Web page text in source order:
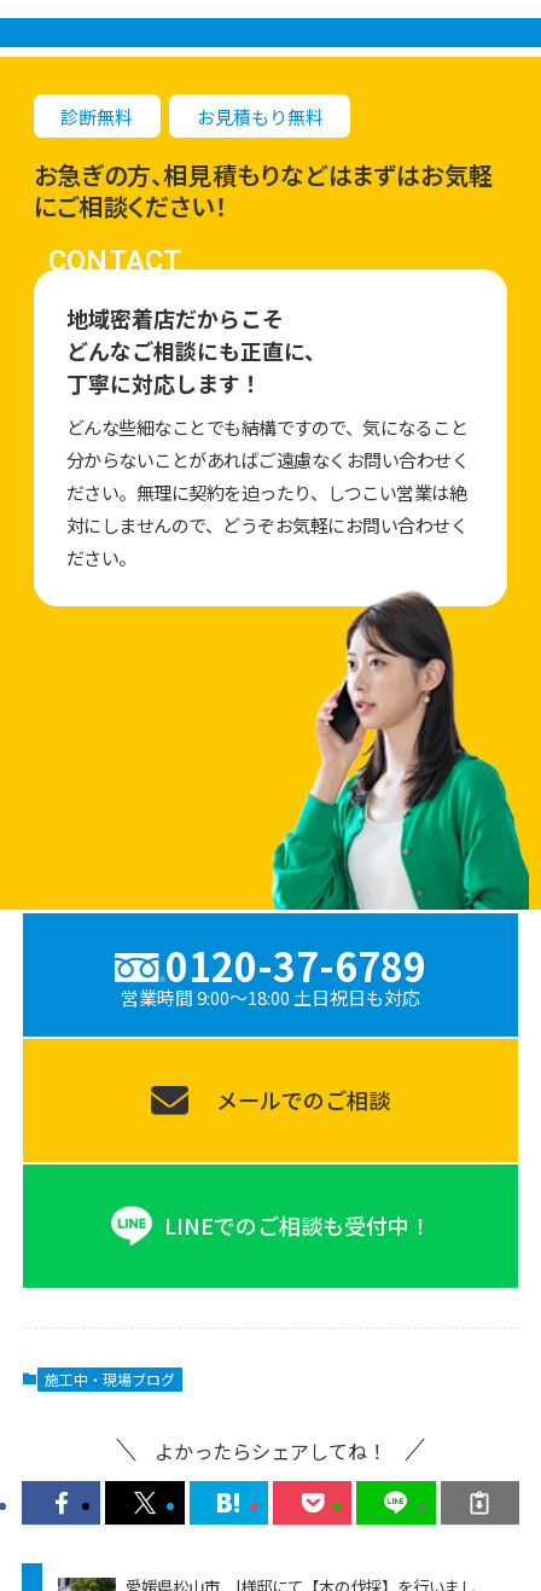
診断無料 お見積もり無料
お急ぎの方、相見積もりなどはまずはお気軽
にご相談ください！
CONTACT
地域密着店だからこそ
どんなご相談にも正直に、
丁寧に対応します！
どんな些細なことでも結構ですので、気になること
分からないことがあればご遠慮なくお問い合わせく
ださい。無理に契約を迫ったり、しつこい営業は絶
対にしませんので、どうぞお気軽にお問い合わせく
ださい。
0120-37-6789
営業時間 9:00〜18:00 土日祝日も対応
メールでのご相談
LINEでのご相談も受付中！
施工中・現場ブログ
よかったらシェアしてね！
愛媛県松山市 I様邸にて【木の伐採】を行いまし